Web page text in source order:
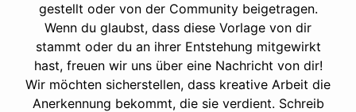
gestellt oder von der Community beigetragen.
Wenn du glaubst, dass diese Vorlage von dir
stammt oder du an ihrer Entstehung mitgewirkt
hast, freuen wir uns über eine Nachricht von dir!
Wir möchten sicherstellen, dass kreative Arbeit die
Anerkennung bekommt, die sie verdient. Schreib